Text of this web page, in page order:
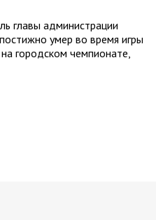
главы администрации
умер во время игры
городском чемпионате,